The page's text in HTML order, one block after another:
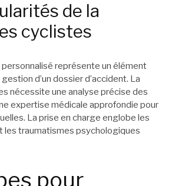
de la
cyclistes
personnalisé représente un élément
d’un dossier d’accident. La
nécessite une analyse précise des
expertise médicale approfondie pour
La prise en charge englobe les
les traumatismes psychologiques
pour